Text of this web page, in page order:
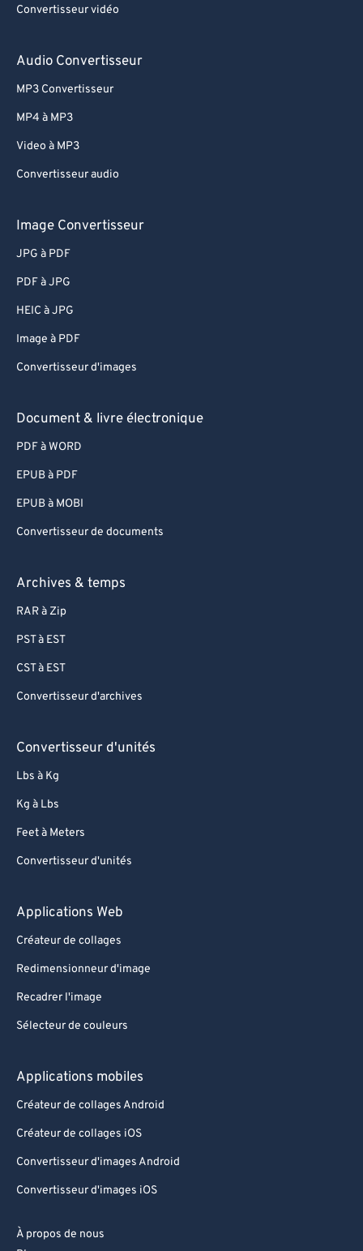
Convertisseur vidéo
Audio Convertisseur
MP3 Convertisseur
MP4 à MP3
Video à MP3
Convertisseur audio
Image Convertisseur
JPG à PDF
PDF à JPG
HEIC à JPG
Image à PDF
Convertisseur d'images
Document & livre électronique
PDF à WORD
EPUB à PDF
EPUB à MOBI
Convertisseur de documents
Archives & temps
RAR à Zip
PST à EST
CST à EST
Convertisseur d'archives
Convertisseur d'unités
Lbs à Kg
Kg à Lbs
Feet à Meters
Convertisseur d'unités
Applications Web
Créateur de collages
Redimensionneur d'image
Recadrer l'image
Sélecteur de couleurs
Applications mobiles
Créateur de collages Android
Créateur de collages iOS
Convertisseur d'images Android
Convertisseur d'images iOS
À propos de nous